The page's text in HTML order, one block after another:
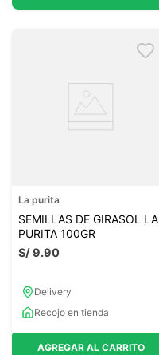
La purita
SEMILLAS DE GIRASOL LA
PURITA 100GR
S/9.90
Delivery
Recojo en tienda
AGREGAR AL CARRITO